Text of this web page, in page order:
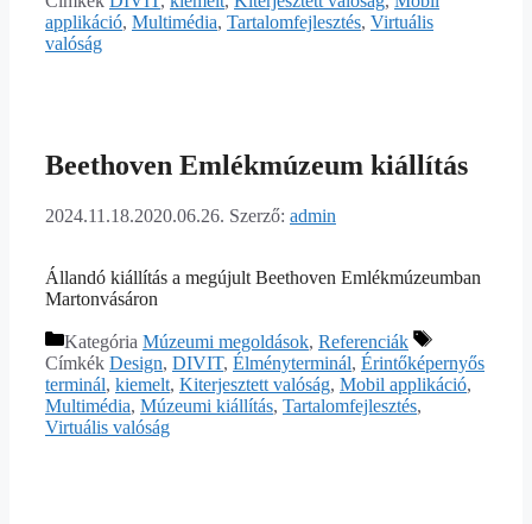
applikáció, Multimédia, Tartalomfejlesztés, Virtuális
valóság
Beethoven Emlékmúzeum kiállítás
2024.11.18.2020.06.26. Szerző: admin
Állandó kiállítás a megújult Beethoven Emlékmúzeumban
Martonvásáron
Kategória Múzeumi megoldások, Referenciák
Címkék Design, DIVIT, Élményterminál, Érintőképernyős
terminál, kiemelt, Kiterjesztett valóság, Mobil applikáció,
Multimédia, Múzeumi kiállítás, Tartalomfejlesztés,
Virtuális valóság